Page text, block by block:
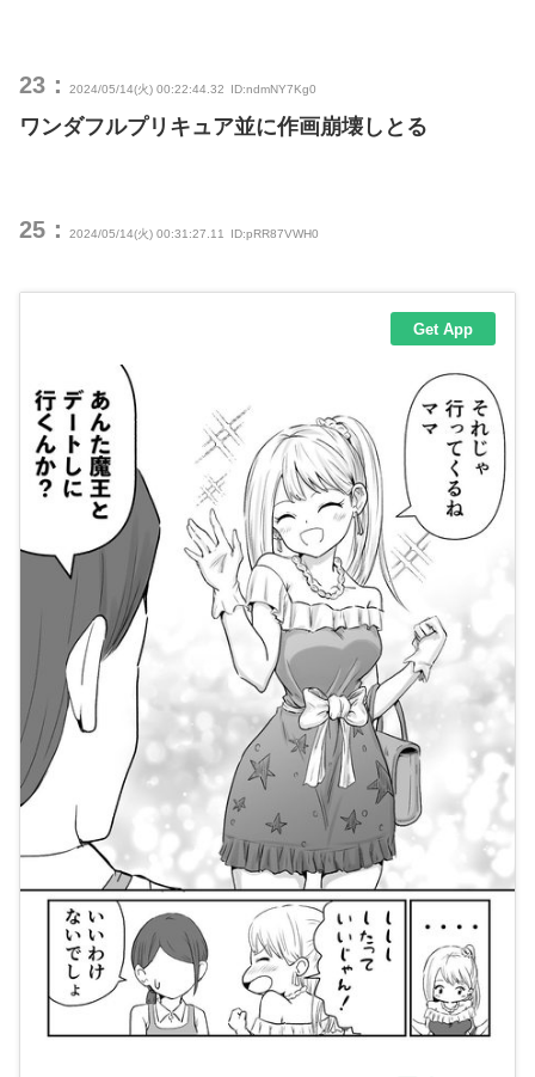
23： 2024/05/14(火) 00:22:44.32 ID:ndmNY7Kg0
ワンダフルプリキュア並に作画崩壊しとる
25： 2024/05/14(火) 00:31:27.11 ID:pRR87VWH0